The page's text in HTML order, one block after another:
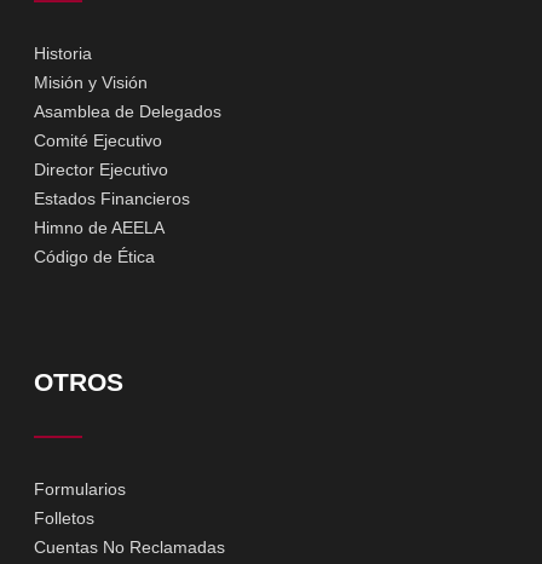
Historia
Misión y Visión
Asamblea de Delegados
Comité Ejecutivo
Director Ejecutivo
Estados Financieros
Himno de AEELA
Código de Ética
OTROS
Formularios
Folletos
Cuentas No Reclamadas